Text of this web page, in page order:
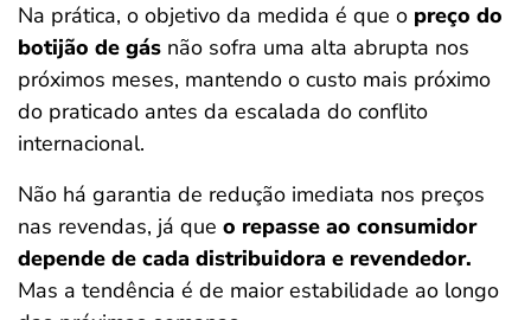
Na prática, o objetivo da medida é que o preço do
botijão de gás não sofra uma alta abrupta nos
próximos meses, mantendo o custo mais próximo
do praticado antes da escalada do conflito
internacional.
Não há garantia de redução imediata nos preços
nas revendas, já que o repasse ao consumidor
depende de cada distribuidora e revendedor.
Mas a tendência é de maior estabilidade ao longo